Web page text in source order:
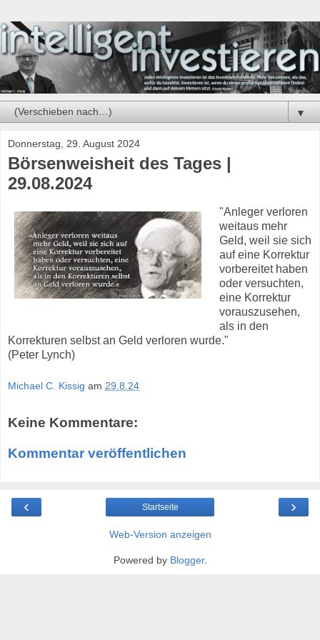
▼
Donnerstag, 29. August 2024
Börsenweisheit des Tages |
29.08.2024
"Anleger verloren
weitaus mehr
Geld, weil sie sich
auf eine Korrektur
vorbereitet haben
oder versuchten,
eine Korrektur
vorauszusehen,
als in den
Korrekturen selbst an Geld verloren wurde."
(Peter Lynch)
Michael C. Kissig am 29.8.24
Keine Kommentare:
Kommentar veröffentlichen
‹ ›
Startseite
Web-Version anzeigen
Powered by Blogger.